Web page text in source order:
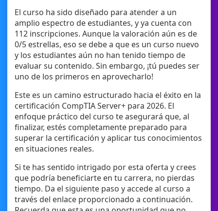
El curso ha sido diseñado para atender a un
amplio espectro de estudiantes, y ya cuenta con
112 inscripciones. Aunque la valoración aún es de
0/5 estrellas, eso se debe a que es un curso nuevo
y los estudiantes aún no han tenido tiempo de
evaluar su contenido. Sin embargo, ¡tú puedes ser
uno de los primeros en aprovecharlo!
Este es un camino estructurado hacia el éxito en la
certificación CompTIA Server+ para 2026. El
enfoque práctico del curso te asegurará que, al
finalizar, estés completamente preparado para
superar la certificación y aplicar tus conocimientos
en situaciones reales.
Si te has sentido intrigado por esta oferta y crees
que podría beneficiarte en tu carrera, no pierdas
tiempo. Da el siguiente paso y accede al curso a
través del enlace proporcionado a continuación.